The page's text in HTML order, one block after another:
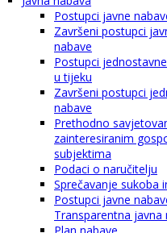
Postupci javne
Završeni postupci
nabave
Postupci
u tijeku
Završeni postupci
nabave
Prethodno
zainteresiranim
subjektima
Podaci o naručitelju
Sprečavanje sukoba
Postupci javne
Transparentna javna